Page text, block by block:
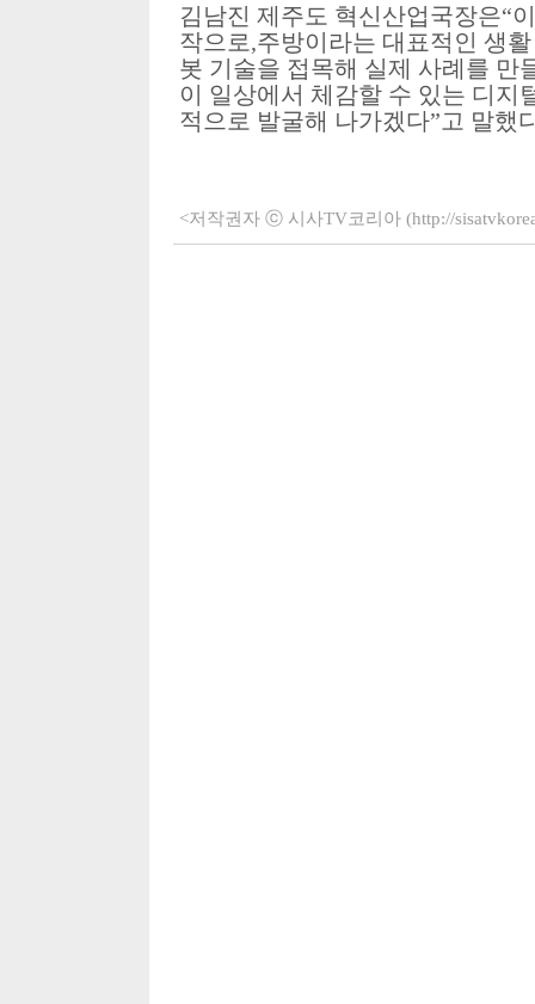
김남진 제주도 혁신산업국장은“
작으로,주방이라는 대표적인 생
봇 기술을 접목해 실제 사례를 만
이 일상에서 체감할 수 있는 디지
적으로 발굴해 나가겠다”고 말했
<저작권자 ⓒ 시사TV코리아 (http://